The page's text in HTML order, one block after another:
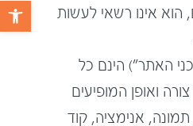
אינו רשאי לעשות
האתר") הינם כל
ואופן המופיעים
אנימציה, קוד